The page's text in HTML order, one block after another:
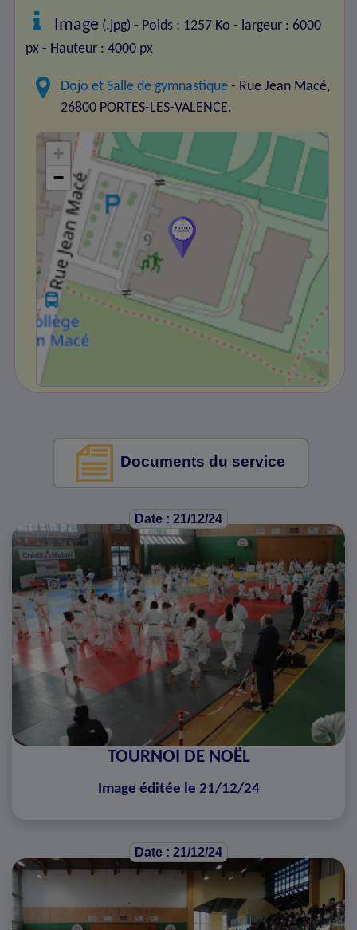
Image (.jpg) - Poids : 1257 Ko - largeur : 6000
px - Hauteur : 4000 px
Dojo et Salle de gymnastique - Rue Jean Macé,
26800 PORTES-LES-VALENCE.
+
−
Documents du service
Date : 21/12/24
TOURNOI DE NOËL
Image éditée le 21/12/24
Date : 21/12/24